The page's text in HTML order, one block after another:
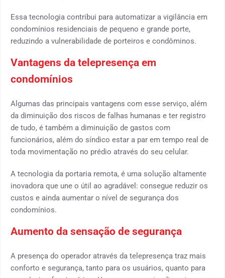
Essa tecnologia contribui para automatizar a vigilância em
condomínios residenciais de pequeno e grande porte,
reduzindo a vulnerabilidade de porteiros e condôminos.
Vantagens da telepresença em
condomínios
Algumas das principais vantagens com esse serviço, além
da diminuição dos riscos de falhas humanas e ter registro
de tudo, é também a diminuição de gastos com
funcionários, além do síndico estar a par em tempo real de
toda movimentação no prédio através do seu celular.
A tecnologia da portaria remota, é uma solução altamente
inovadora que une o útil ao agradável: consegue reduzir os
custos e ainda aumentar o nível de segurança dos
condomínios.
Aumento da sensação de segurança
A presença do operador através da telepresença traz mais
conforto e segurança, tanto para os usuários, quanto para